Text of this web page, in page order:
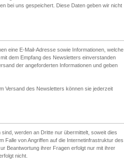
bei uns gespeichert. Diese Daten geben wir nicht
eine E-Mail-Adresse sowie Informationen, welche
dem Empfang des Newsletters einverstanden
der angeforderten Informationen und geben
Versand des Newsletters können sie jederzeit
werden an Dritte nur übermittelt, soweit dies
Falle von Angriffen auf die Internetinfrastruktur des
Beantwortung ihrer Fragen erfolgt nur mit ihrer
nicht.